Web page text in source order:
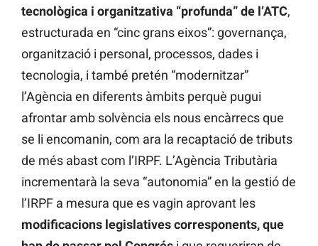
tecnològica i organitzativa “profunda” de l’ATC,
estructurada en “cinc grans eixos”: governança,
organització i personal, processos, dades i
tecnologia, i també pretén “modernitzar”
l’Agència en diferents àmbits perquè pugui
afrontar amb solvència els nous encàrrecs que
se li encomanin, com ara la recaptació de tributs
de més abast com l’IRPF. L’Agència Tributària
incrementarà la seva “autonomia” en la gestió de
l’IRPF a mesura que es vagin aprovant les
modificacions legislatives corresponents, que